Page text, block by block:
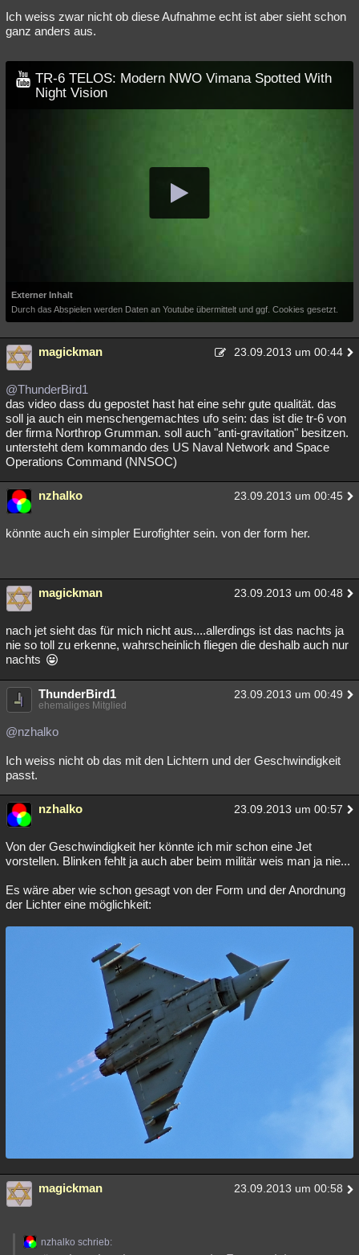
Ich weiss zwar nicht ob diese Aufnahme echt ist aber sieht schon
ganz anders aus.
TR-6 TELOS: Modern NWO Vimana Spotted With
Night Vision
Externer Inhalt
Durch das Abspielen werden Daten an Youtube übermittelt und ggf. Cookies gesetzt.
magickman 23.09.2013 um 00:44
@ThunderBird1
das video dass du gepostet hast hat eine sehr gute qualität. das
soll ja auch ein menschengemachtes ufo sein: das ist die tr-6 von
der firma Northrop Grumman. soll auch "anti-gravitation" besitzen.
untersteht dem kommando des US Naval Network and Space
Operations Command (NNSOC)
nzhalko 23.09.2013 um 00:45
könnte auch ein simpler Eurofighter sein. von der form her.
magickman 23.09.2013 um 00:48
nach jet sieht das für mich nicht aus....allerdings ist das nachts ja
nie so toll zu erkenne, wahrscheinlich fliegen die deshalb auch nur
nachts
ThunderBird1 23.09.2013 um 00:49
ehemaliges Mitglied
@nzhalko
Ich weiss nicht ob das mit den Lichtern und der Geschwindigkeit
passt.
nzhalko 23.09.2013 um 00:57
Von der Geschwindigkeit her könnte ich mir schon eine Jet
vorstellen. Blinken fehlt ja auch aber beim militär weis man ja nie...
Es wäre aber wie schon gesagt von der Form und der Anordnung
der Lichter eine möglichkeit:
magickman 23.09.2013 um 00:58
nzhalko schrieb: